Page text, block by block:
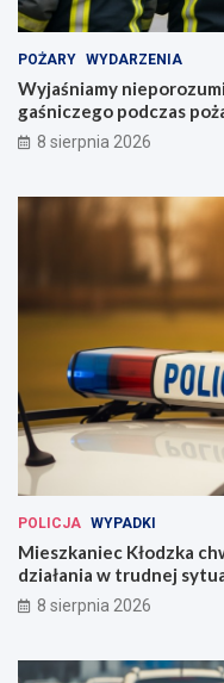
POŻARY WYDARZENIA
Wyjaśniamy
gaśniczego podczas
8 sierpnia 2026
POLICJA WYPADKI
Mieszkaniec Kłodzka
działania w trudnej
8 sierpnia 2026